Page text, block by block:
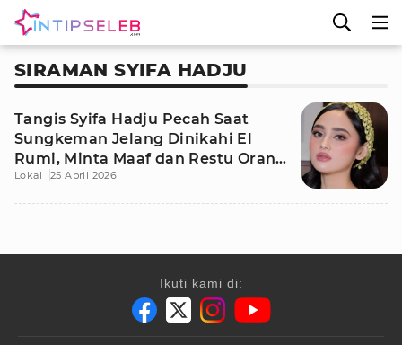
SIRAMAN SYIFA HADJU
Tangis Syifa Hadju Pecah Saat
Sungkeman Jelang Dinikahi El
Rumi, Minta Maaf dan Restu Orang
Tua
Lokal 25 April 2026
Ikuti kami di: